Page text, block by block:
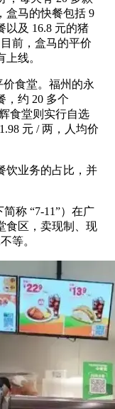
盒马的快餐包括 9
以及 16.8 元的猪
前，盒马的平价
线。
食堂。福州的永
，约 20 多个
食堂则实行自选
元 / 两，人均价
饮业务的占比，并
称 “7-11”）在广
食区，卖现制、现
等。